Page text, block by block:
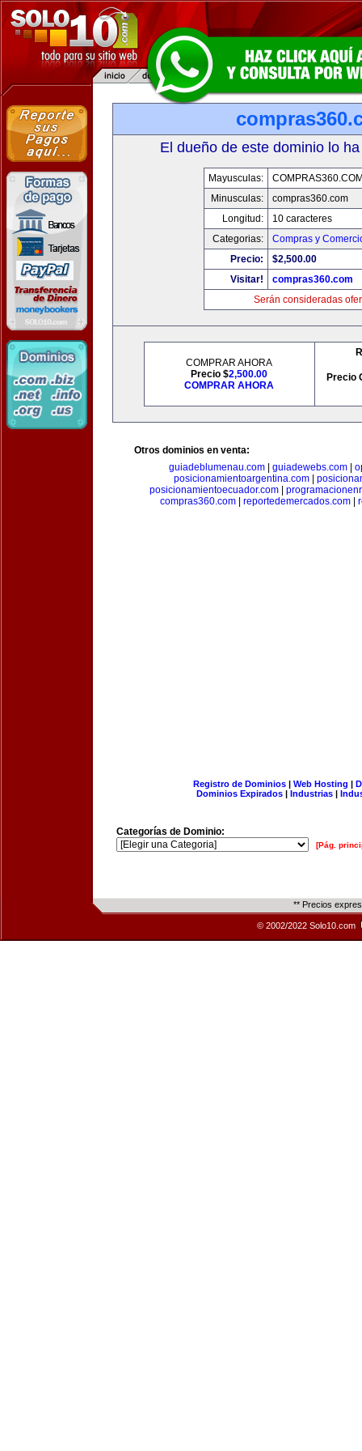
El dueño de este dominio lo
Mayusculas:
Minusculas:
compras360.com
Longitud:
10 caracteres
Categorias:
Compras y
Precio:
$2,500.00
Visitar!
compras360.com
Serán consideradas
COMPRAR AHORA
Precio $2,500.00
COMPRAR AHORA
Precio
Otros dominios en venta:
guiadeblumenau.com| guiadewebs.com|
posicionamientoargentina.com|
posicionamientoecuador.com
compras360.com
reportedemercados.com
Registro de Dominios| Web Hosting |
Dominios Expirados | Industrias |
Categorías de Dominio:
[Pág.
** Precios
© 2002/2022 Solo10.com